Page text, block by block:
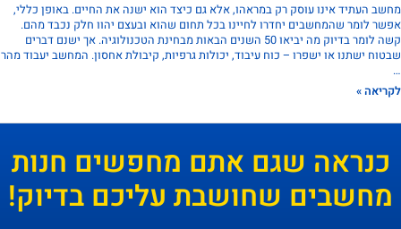
העתיד אינו עוסק רק במראהו, אלא גם כיצד הוא ישנה את החיים. באופן כללי,
לומר שהמחשבים יחדרו לחיינו בכל תחום שהוא ובעצם יהוו חלק נכבד מהם.
קשה לומר בדיוק מה יביאו 50 השנים הבאות מבחינת הטכנולוגיה. אך ישנם דברים
ישתנו או ישפרו – כוח עיבוד, יכולות גרפיות, קיבולת אחסון. המחשב יעבוד מהר
»
שגם אתם מחפשים חנות
שחושבת עליכם בדיוק!